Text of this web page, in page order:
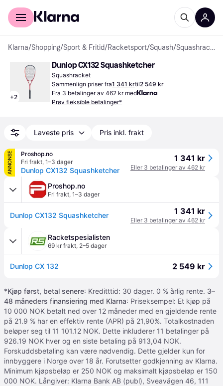
For kunder
Klarna/Shopping/Sport & Fritid/Racketsport/Squash/ Squashracketer
+2
Dunlop CX132 Squashketcher
Squashracket
Sammenlign priser fra1 341 krtil2 549 kr
Fra 3 betalinger av 462 kr med
Prøv fleksible betalinger*
Laveste pris Pris inkl. frakt
ANNONSE
Proshop.no
Fri frakt, 1–3 dager
Dunlop CX132 Squashketcher
1 341 kr
Eller 3 betalinger av 462 kr
Proshop.no
Fri frakt, 1–3 dager
Dunlop CX132 Squashketcher 1 341 kr
Eller 3 betalinger av 462 kr
Racketspesialisten
69 kr frakt, 2–5 dager
Dunlop CX 132 2 549 kr
*Kjøp først, betal senere: Kreditttid: 30 dager. 0 % årlig rente. 3–
48 måneders finansiering med Klarna: Priseksempel: Et kjøp på
10 000 NOK betalt ned over 12 måneder med en gjeldende rente
på 21.9 % har en effektiv rente (APR) på 21,90%. Totalkostnaden
beløper seg til 11 101.12 NOK. Dette inkluderer 11 betalinger på
926.19 NOK hver og en siste betaling på 913,04 NOK.
Forskuddsbetaling kan være nødvendig. Dette gjelder kun for
innbyggere i Norge over 18 år. Forutsetter godkjenning av Klarna.
Minimum kjøpsbeløp er 250 NOK og maksimalt kjøpsbeløp er 150
000 NOK. Långiver: Klarna Bank AB (publ), Sveavägen 46, 111